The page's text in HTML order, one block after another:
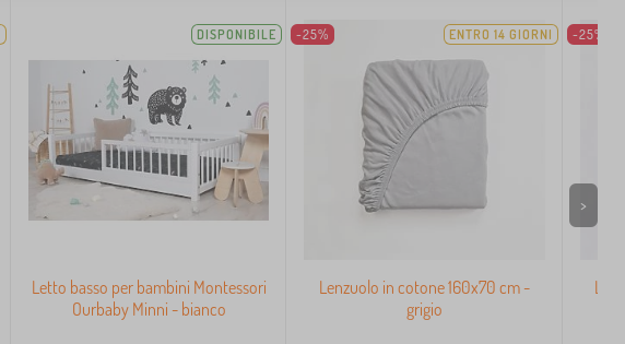
DISPONIBILE
Letto basso per bambini Montessori
Ourbaby Minni - bianco
-25% ENTRO 14 GIORNI
Lenzuolo in cotone 160x70 cm -
grigio
-25%
>